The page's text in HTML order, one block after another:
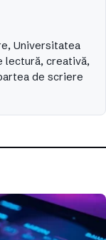
Universitatea
lectură, creativă,
de scriere